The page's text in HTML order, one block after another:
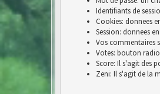
Identifiants de
Cookies: donnees
Session: donnees
Vos commentaires
Votes: bouton
Score: Il s'agit des
Zeni: Il s'agit de la